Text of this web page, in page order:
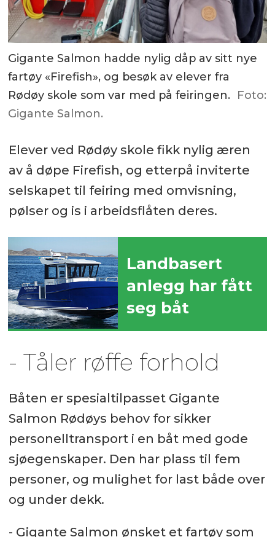
Gigante Salmon hadde nylig dåp av sitt nye
fartøy «Firefish», og besøk av elever fra
Rødøy skole som var med på feiringen. Foto:
Gigante Salmon.
Elever ved Rødøy skole fikk nylig æren
av å døpe Firefish, og etterpå inviterte
selskapet til feiring med omvisning,
pølser og is i arbeidsflåten deres.
Landbasert
anlegg har fått
seg båt
- Tåler røffe forhold
Båten er spesialtilpasset Gigante
Salmon Rødøys behov for sikker
personelltransport i en båt med gode
sjøegenskaper. Den har plass til fem
personer, og mulighet for last både over
og under dekk.
- Gigante Salmon ønsket et fartøy som